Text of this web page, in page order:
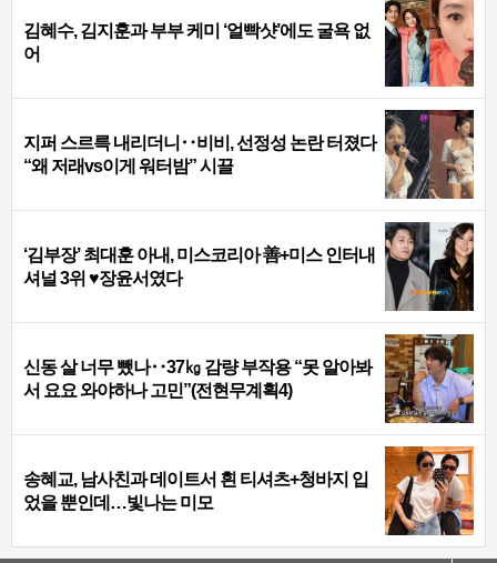
김혜수, 김지훈과 부부 케미 ‘얼빡샷’에도 굴욕 없
어
지퍼 스르륵 내리더니‥비비, 선정성 논란 터졌다
“왜 저래vs이게 워터밤” 시끌
‘김부장’ 최대훈 아내, 미스코리아 善+미스 인터내
셔널 3위 ♥장윤서였다
신동 살 너무 뺐나‥37㎏ 감량 부작용 “못 알아봐
서 요요 와야하나 고민”(전현무계획4)
송혜교, 남사친과 데이트서 흰 티셔츠+청바지 입
었을 뿐인데…빛나는 미모